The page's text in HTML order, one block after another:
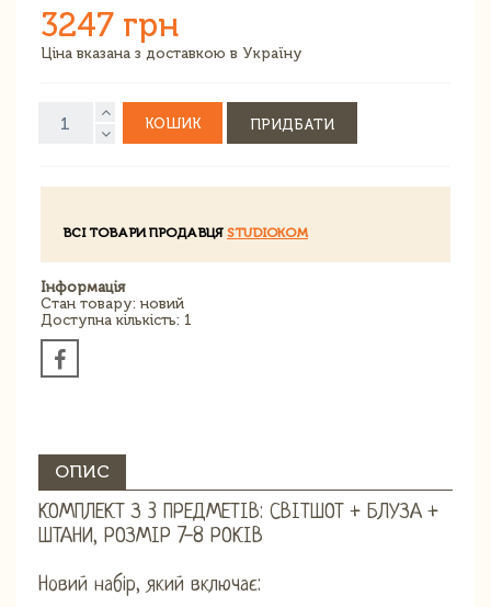
3247 грн
Ціна вказана з доставкою в Україну
КОШИК ПРИДБАТИ
ВСІ ТОВАРИ ПРОДАВЦЯ STUDIOKOM
Інформація
Стан товару: новий
Доступна кількість: 1
ОПИС
КОМПЛЕКТ З 3 ПРЕДМЕТІВ: СВІТШОТ + БЛУЗА +
ШТАНИ, РОЗМІР 7-8 РОКІВ
Новий набір, який включає: